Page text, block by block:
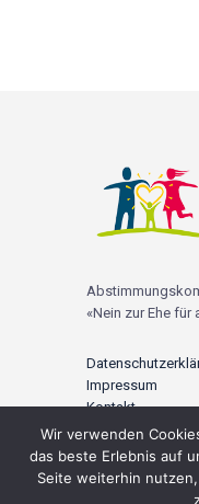
«Nein zur Ehe für
Impressum
Kontakt
© 2021 |
Wir verwenden
das beste Erlebnis auf
Seite weiterhin